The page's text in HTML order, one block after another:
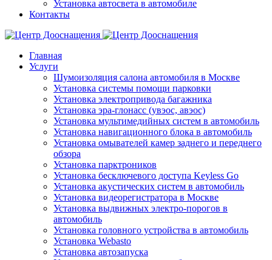
Установка автосвета в автомобиле
Контакты
Главная
Услуги
Шумоизоляция салона автомобиля в Москве
Установка системы помощи парковки
Установка электропривода багажника
Установка эра-глонасс (увэос, авэос)
Установка мультимедийных систем в автомобиль
Установка навигационного блока в автомобиль
Установка омывателей камер заднего и переднего
обзора
Установка парктроников
Установка бесключевого доступа Keyless Go
Установка акустических систем в автомобиль
Установка видеорегистратора в Москве
Установка выдвижных электро-порогов в
автомобиль
Установка головного устройства в автомобиль
Установка Webasto
Установка автозапуска